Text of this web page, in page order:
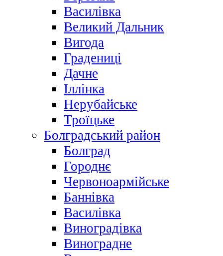
Василівка
Великий Дальник
Вигода
Градениці
Дачне
Іллінка
Нерубайське
Троїцьке
Болградський район
Болград
Городнє
Червоноармійське
Баннівка
Василівка
Виноградівка
Виноградне